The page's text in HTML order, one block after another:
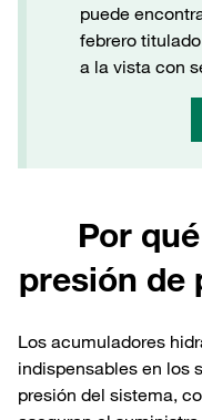
puede
febrero
a la vista con
Por
presión de
Los acumuladores
indispensables en los
presión del sistema,